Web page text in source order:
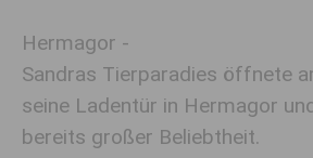
Hermagor -
Sandras Tierparadies öffnete
seine Ladentür in Hermagor
bereits großer Beliebtheit.